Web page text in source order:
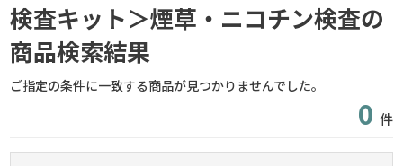
検査キット＞煙草・ニコチン検査の
商品検索結果
ご指定の条件に一致する商品が見つかりませんでした。
0 件